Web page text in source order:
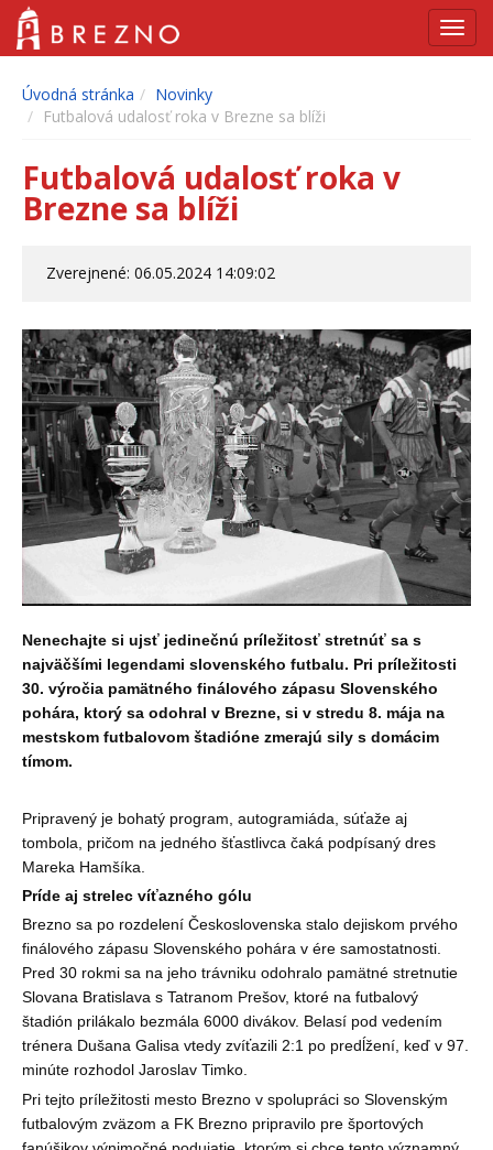
Úvodná stránka
Novinky
Futbalová udalosť roka v Brezne sa blíži
Futbalová udalosť roka v
Brezne sa blíži
Zverejnené: 06.05.2024 14:09:02
Nenechajte si ujsť jedinečnú príležitosť stretnúť sa s
najväčšími legendami slovenského futbalu. Pri príležitosti
30. výročia pamätného finálového zápasu Slovenského
pohára, ktorý sa odohral v Brezne, si v stredu 8. mája na
mestskom futbalovom štadióne zmerajú sily s domácim
tímom.
Pripravený je bohatý program, autogramiáda, súťaže aj
tombola, pričom na jedného šťastlivca čaká podpísaný dres
Mareka Hamšíka.
Príde aj strelec víťazného gólu
Brezno sa po rozdelení Československa stalo dejiskom prvého
finálového zápasu Slovenského pohára v ére samostatnosti.
Pred 30 rokmi sa na jeho trávniku odohralo pamätné stretnutie
Slovana Bratislava s Tatranom Prešov, ktoré na futbalový
štadión prilákalo bezmála 6000 divákov. Belasí pod vedením
trénera Dušana Galisa vtedy zvíťazili 2:1 po predĺžení, keď v 97.
minúte rozhodol Jaroslav Timko.
Pri tejto príležitosti mesto Brezno v spolupráci so Slovenským
futbalovým zväzom a FK Brezno pripravilo pre športových